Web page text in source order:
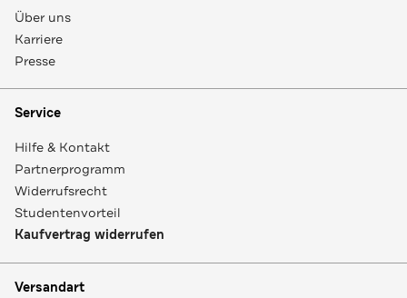
Über uns
Karriere
Presse
Service
Hilfe & Kontakt
Partnerprogramm
Widerrufsrecht
Studentenvorteil
Kaufvertrag widerrufen
Versandart